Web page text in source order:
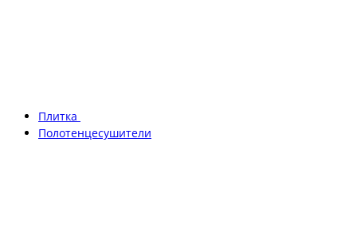
Плитка
Полотенцесушители